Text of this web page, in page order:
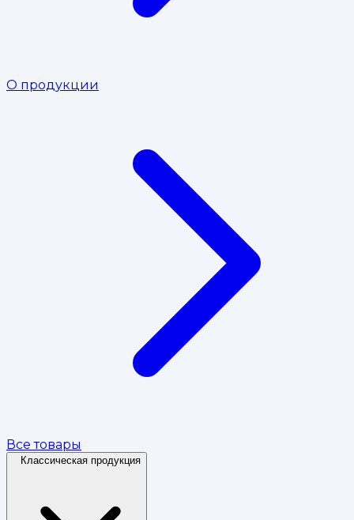
О продукции
Все товары
Классическая продукция